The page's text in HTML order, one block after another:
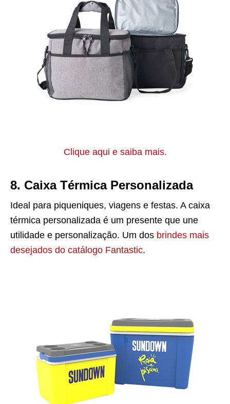
Clique aqui e saiba mais.
8. Caixa Térmica Personalizada
Ideal para piqueniques, viagens e festas. A caixa
térmica personalizada é um presente que une
utilidade e personalização. Um dos brindes mais
desejados do catálogo Fantastic.